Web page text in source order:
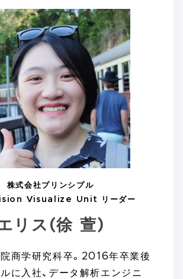
株式会社プリンシプル
Visualize Unit リーダー
リス(徐 萱)
商学研究科卒。2016年卒業後
に入社、データ解析エンジニ